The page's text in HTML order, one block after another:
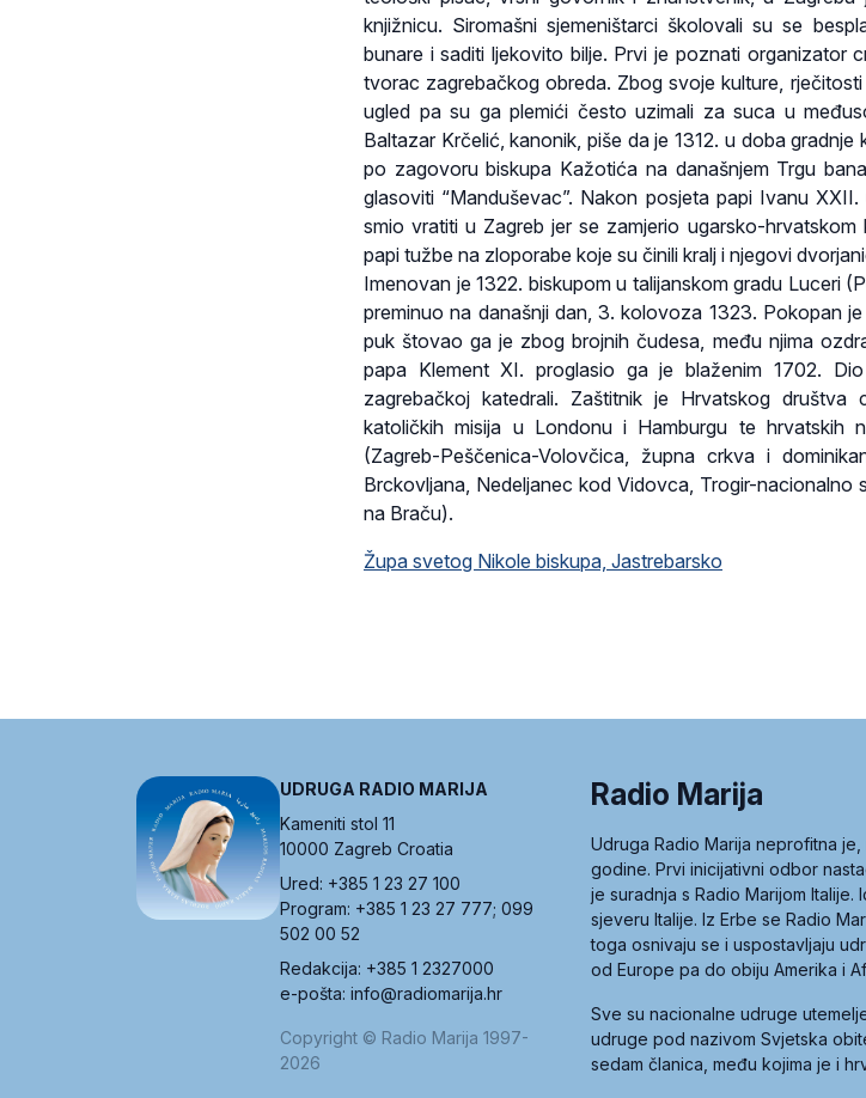
knjižnicu. Siromašni sjemeništarci školovali su se
bunare i saditi ljekovito bilje. Prvi je poznati organizator
tvorac zagrebačkog obreda. Zbog svoje kulture,
ugled pa su ga plemići često uzimali za suca u
Baltazar Krčelić, kanonik, piše da je 1312. u doba gradnje
po zagovoru biskupa Kažotića na današnjem Trgu
glasoviti “Manduševac”. Nakon posjeta papi Ivanu
smio vratiti u Zagreb jer se zamjerio ugarsko-
papi tužbe na zloporabe koje su činili kralj i njegovi
Imenovan je 1322. biskupom u talijanskom gradu Luceri
preminuo na današnji dan, 3. kolovoza 1323. Pokopan
puk štovao ga je zbog brojnih čudesa, među njima
papa Klement XI. proglasio ga je blaženim 1702.
zagrebačkoj katedrali. Zaštitnik je Hrvatskog društva
katoličkih misija u Londonu i Hamburgu te hrvatskih
(Zagreb-Peščenica-Volovčica, župna crkva i
Brckovljana, Nedeljanec kod Vidovca, Trogir-nacionalno
na Braču).
Župa svetog Nikole biskupa, Jastrebarsko
UDRUGA RADIO MARIJA
Kameniti stol 11
10000 Zagreb Croatia
Ured: +385 1 23 27 100
Program: +385 1 23 27 777; 099
502 00 52
Redakcija: +385 1 2327000
e-pošta: info@radiomarija.hr
Copyright © Radio Marija 1997-
2026
Radio Marija
Udruga Radio Marija neprofitna
godine. Prvi inicijativni odbor
je suradnja s Radio Marijom
sjeveru Italije. Iz Erbe se Radio
toga osnivaju se i uspostavljaju
od Europe pa do obiju Amerika i
Sve su nacionalne udruge
udruge pod nazivom Svjetska
sedam članica, među kojima je i